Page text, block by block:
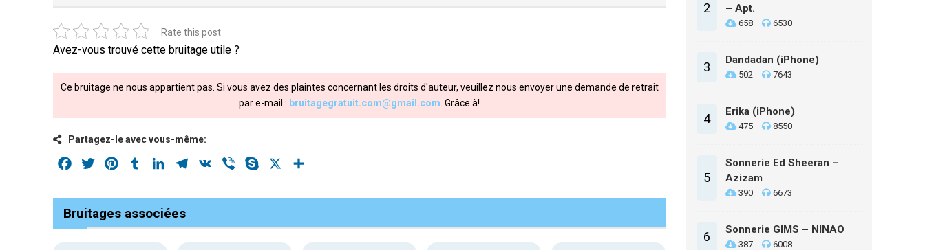
Rate this post
Avez-vous trouvé cette bruitage utile ?
Ce bruitage ne nous appartient pas. Si vous avez des plaintes concernant les droits d'auteur, veuillez nous envoyer une demande de retrait
par e-mail : bruitagegratuit.com@gmail.com . Grâce à!
Partagez-le avec vous-même:
Facebook
Twitter PinterestTumblrLinkedInTelegram
VK Viber Skype
Bruitages associées
2
– Apt.
658 6530
3 Dandadan (iPhone)
502 7643
4 Erika (iPhone)
475 8550
5
Sonnerie Ed Sheeran –
Azizam
390 6673
6 Sonnerie GIMS – NINAO
387 6008